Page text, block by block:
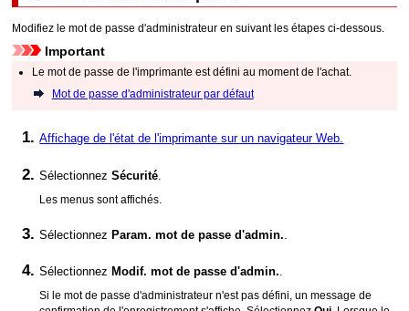
Modifiez le mot de passe d'administrateur en suivant les étapes ci-dessous.
Important
Le mot de passe de l'imprimante est défini au moment de l'achat.
Mot de passe d'administrateur par défaut
Affichage de l'état de l'imprimante sur un navigateur Web.
SélectionnezSécurité
Les menus sont affichés.
SélectionnezParam. mot de passe d'admin.
Sélectionnez Modif. mot de passe d'admin..
Si le mot de passe d'administrateur n'est pas défini, un message de